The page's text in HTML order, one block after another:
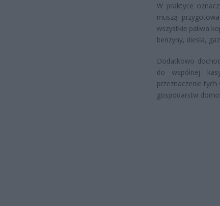
W praktyce
muszą
wszystkie paliwa
benzyny, diesla,
Dodatkowo
do wspólnej
przeznaczenie
gospodarstw